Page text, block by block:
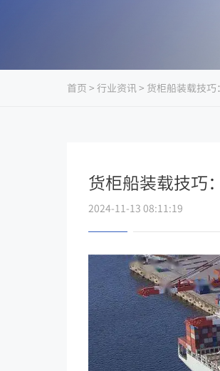
首页 >行业资讯> 货柜船装载技
货柜船装载技巧
2024-11-13 08:11:19